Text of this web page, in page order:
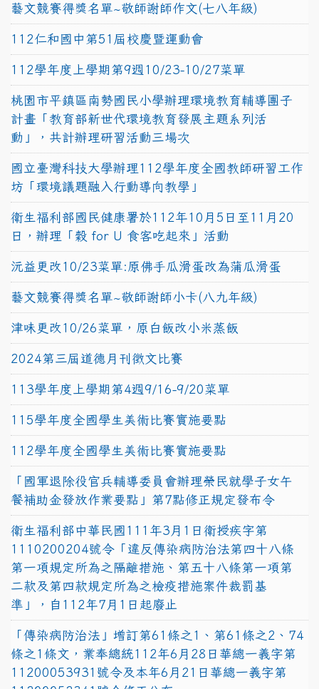
藝文競賽得獎名單~敬師謝師作文(七八年級)
112仁和國中第51屆校慶暨運動會
112學年度上學期第9週10/23-10/27菜單
桃園市平鎮區南勢國民小學辦理環境教育輔導團子
計畫「教育部新世代環境教育發展主題系列活
動」，共計辦理研習活動三場次
國立臺灣科技大學辦理112學年度全國教師研習工作
坊「環境議題融入行動導向教學」
衛生福利部國民健康署於112年10月5日至11月20
日，辦理「穀 for U 食客吃起來」活動
沅益更改10/23菜單:原佛手瓜滑蛋改為蒲瓜滑蛋
藝文競賽得獎名單~敬師謝師小卡(八九年級)
津味更改10/26菜單，原白飯改小米蒸飯
2024第三屆道德月刊徵文比賽
113學年度上學期第4週9/16-9/20菜單
115學年度全國學生美術比賽實施要點
112學年度全國學生美術比賽實施要點
「國軍退除役官兵輔導委員會辦理榮民就學子女午
餐補助金發放作業要點」第7點修正規定發布令
衛生福利部中華民國111年3月1日衛授疾字第
1110200204號令「違反傳染病防治法第四十八條
第一項規定所為之隔離措施、第五十八條第一項第
二款及第四款規定所為之檢疫措施案件裁罰基
準」，自112年7月1日起廢止
「傳染病防治法」增訂第61條之1、第61條之2、74
條之1條文，業奉總統112年6月28日華總一義字第
11200053931號令及本年6月21日華總一義字第